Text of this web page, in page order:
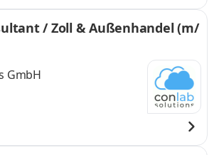
/ Zoll & Außenhandel (m/
GmbH